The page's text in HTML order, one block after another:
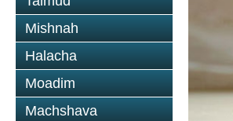
Mishnah
Halacha
Moadim
Machshava